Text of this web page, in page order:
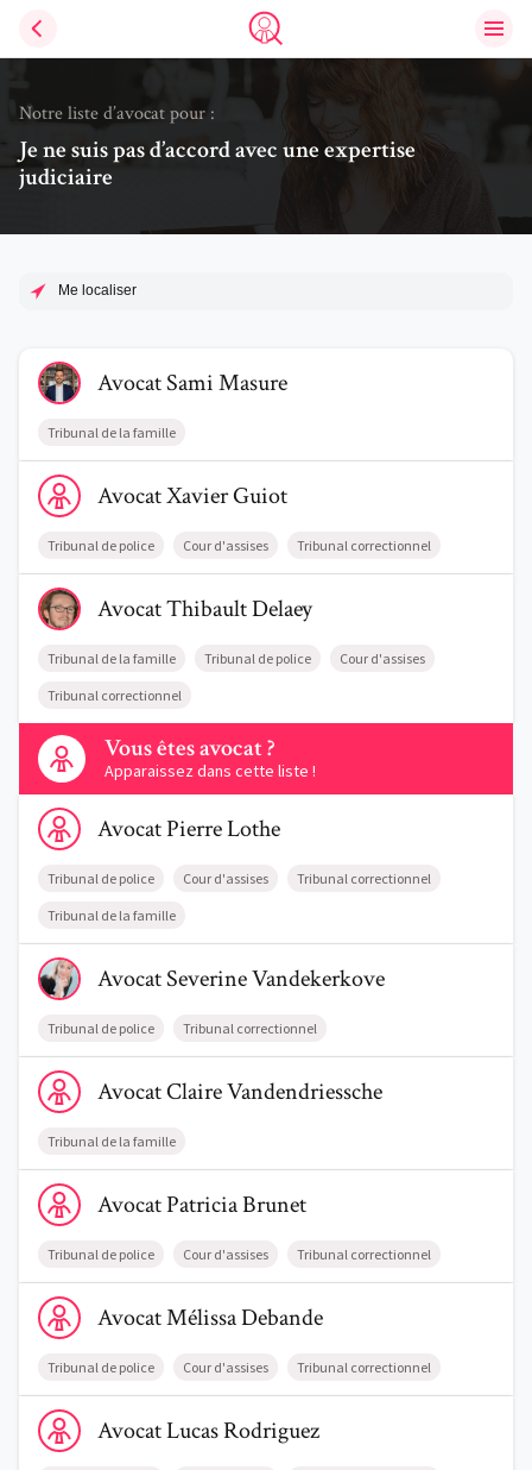
Trouve un avocat
Notre liste d’avocat pour :
Je ne suis pas d’accord avec une expertise
judiciaire
Me localiser
Voir le profil de AvocatSami Masure
AvocatSamiMasure
Tribunal de la famille
Voir le profil de AvocatXavier Guiot
AvocatXavierGuiot
Tribunal de police Cour d'assises Tribunal correctionnel
Voir le profil de AvocatThibault Delaey
AvocatThibaultDelaey
Tribunal de la famille Tribunal de police Cour d'assises
Tribunal correctionnel
Vous êtes avocat ?
Apparaissez dans cette liste !
Contactez-nous
Voir le profil de AvocatPierre Lothe
AvocatPierreLothe
Tribunal de police Cour d'assises Tribunal correctionnel
Tribunal de la famille
Voir le profil de AvocatSeverine Vandekerkove
AvocatSeverineVandekerkove
Tribunal de police Tribunal correctionnel
Voir le profil de AvocatClaire Vandendriessche
AvocatClaireVandendriessche
Tribunal de la famille
Voir le profil de AvocatPatricia Brunet
AvocatPatriciaBrunet
Tribunal de police Cour d'assises Tribunal correctionnel
Voir le profil de AvocatMélissa Debande
AvocatMélissaDebande
Tribunal de police Cour d'assises Tribunal correctionnel
Voir le profil de AvocatLucas Rodriguez
AvocatLucasRodriguez